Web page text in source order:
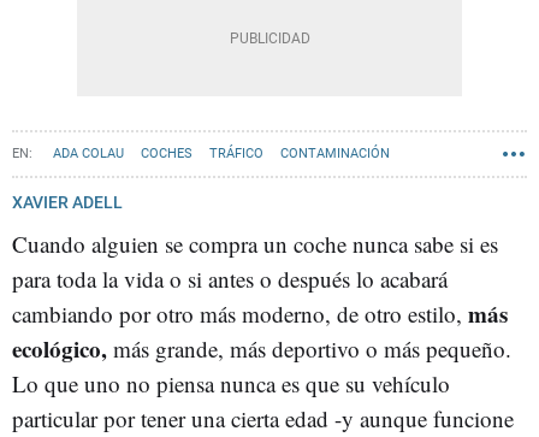
ADA COLAU COCHES TRÁFICO CONTAMINACIÓN
SOSTENIBILIDAD
XAVIER ADELL
Cuando alguien se compra un coche nunca sabe si es
para toda la vida o si antes o después lo acabará
cambiando por otro más moderno, de otro estilo, más
ecológico, más grande, más deportivo o más pequeño.
Lo que uno no piensa nunca es que su vehículo
particular por tener una cierta edad -y aunque funcione